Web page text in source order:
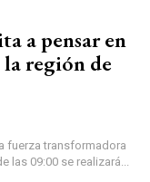
a pensar en
región de
fuerza transformadora
las 09:00 se realizará...